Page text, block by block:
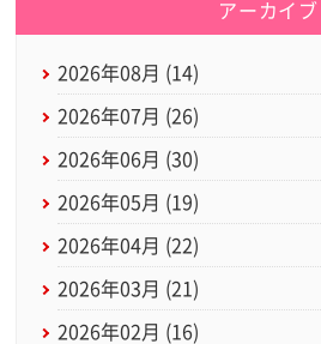
アーカイブ
2026年08月 (14)
2026年07月 (26)
2026年06月 (30)
2026年05月 (19)
2026年04月 (22)
2026年03月 (21)
2026年02月 (16)